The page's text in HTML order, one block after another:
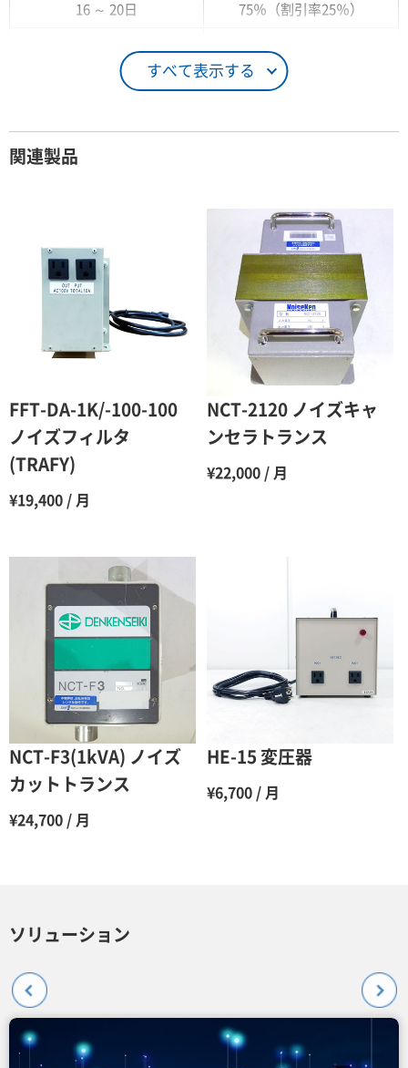
すべて表示する
16 ～ 20日 75％（割引率25％）
26日 ～ 1ヶ月 100％（割引率 0％）
100％（割引率 0％）
2ヶ月 90％（割引率10％）
3ヶ月 80％（割引率20％）
4ヶ月 75％（割引率25％）
5ヶ月 70％（割引率30％）
7ヶ月 60％（割引率 40％）
55％（割引率45％）
11ヶ月
12ヶ月 45％（割引率55％）
関連製品
FFT-DA-1K/-100-100
ノイズフィルタ
(TRAFY)
¥19,400 / 月
NCT-2120 ノイズキャ
ンセラトランス
¥22,000 / 月
NCT-F3(1kVA) ノイズ
カットトランス
¥24,700 / 月
HE-15 変圧器
¥6,700 / 月
ソリューション